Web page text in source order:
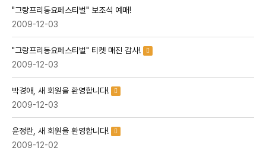
"그랑프리동요페스티벌" 보조석 예매!
2009-12-03
"그랑프리동요페스티벌" 티켓 매진 감사!
2009-12-03
박경애, 새 회원을 환영합니다!
2009-12-03
윤정란, 새 회원을 환영합니다!
2009-12-02